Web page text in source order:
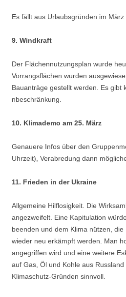
Es fällt aus Urlaubsgründen im März
9. Windkraft
Der Flächennutzungsplan wurde
Vorrangsflächen wurden
Bauanträge gestellt werden. Es gibt
nbeschränkung.
10. Klimademo am 25. März
Genauere Infos über den
Uhrzeit), Verabredung dann
11. Frieden in der Ukraine
Allgemeine Hilflosigkeit. Die
angezweifelt. Eine Kapitulation
beenden und dem Klima nützen,
wieder neu erkämpft werden. Man
angegriffen wird und eine weitere
auf Gas, Öl und Kohle aus
Klimaschutz-Gründen sinnvoll.